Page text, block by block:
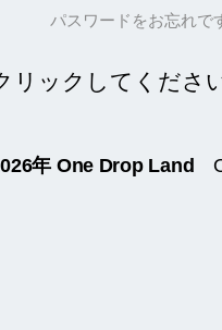
パスワードをお忘れで
リックしてください
年 One Drop Land